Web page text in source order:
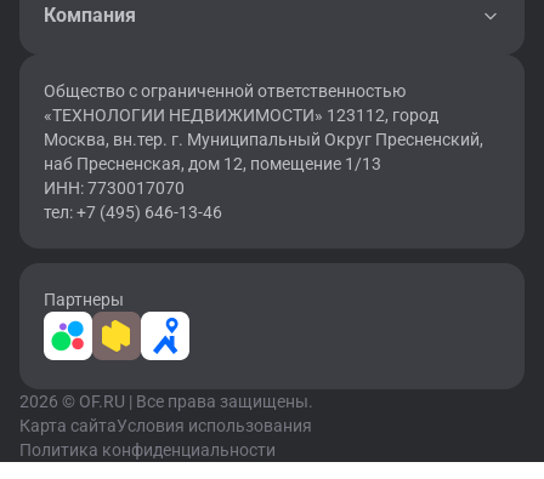
Компания
Общество с ограниченной ответственностью
«ТЕХНОЛОГИИ НЕДВИЖИМОСТИ» 123112, город
Москва, вн.тер. г. Муниципальный Округ Пресненский,
наб Пресненская, дом 12, помещение 1/13
ИНН: 7730017070
тел: +7 (495) 646-13-46
Партнеры
2026 © OF.RU | Все права защищены.
Карта сайтаУсловия использования
Политика конфиденциальности